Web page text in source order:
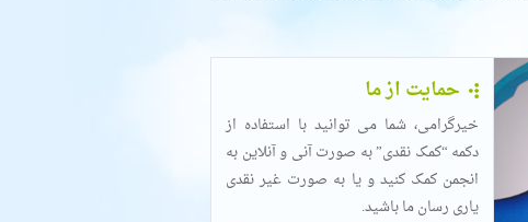
حمایت از ما
خیرگرامی، شما می توانید با استفاده از
دکمه “کمک نقدی” به صورت آنی و آنلاین به
انجمن کمک کنید و یا به صورت غیر نقدی
یاری رسان ما باشید.